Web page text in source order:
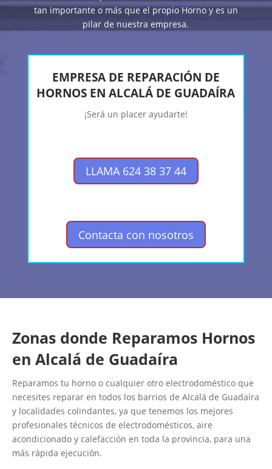
tan importante o más que el propio Horno y es un
pilar de nuestra empresa.
EMPRESA DE REPARACIÓN DE
HORNOS EN ALCALÁ DE GUADAÍRA
¡Será un placer ayudarte!
LLAMA 624 38 37 44
Contacta con nosotros
Zonas donde Reparamos Hornos
en Alcalá de Guadaíra
Reparamos tu horno o cualquier otro electrodoméstico que
necesites reparar en todos los barrios de Alcalá de Guadaíra
y localidades colindantes, ya que tenemos los mejores
profesionales técnicos de electrodomésticos, aire
acondicionado y calefacción en toda la provincia, para una
más rápida ejecución.